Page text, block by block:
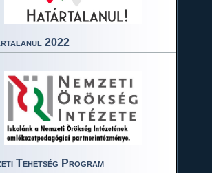
2022
Tehetség Program